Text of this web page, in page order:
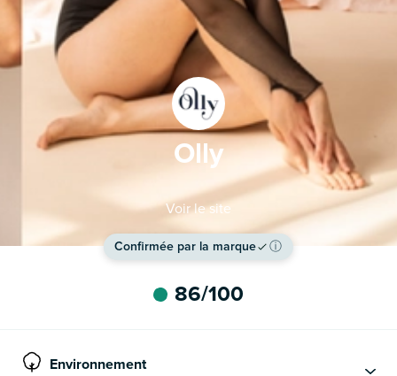
Olly
Voir le site
Confirmée par la marque ⓘ
86/100
Environnement